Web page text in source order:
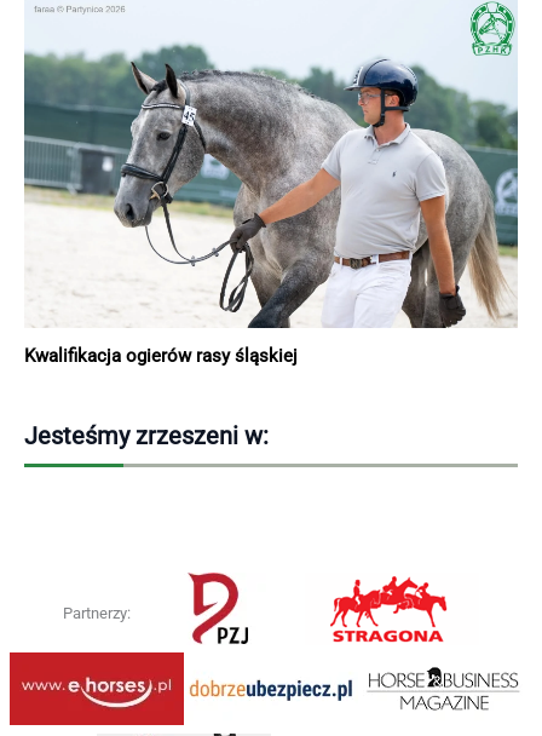
Kwalifikacja ogierów rasy śląskiej
Jesteśmy zrzeszeni w:
Partnerzy: